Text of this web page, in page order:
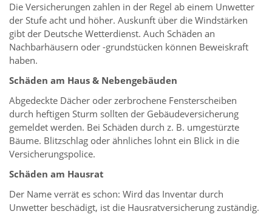
Die Versicherungen zahlen in der Regel ab einem Unwetter
der Stufe acht und höher. Auskunft über die Windstärken
gibt der Deutsche Wetterdienst. Auch Schäden an
Nachbarhäusern oder -grundstücken können Beweiskraft
haben.
Schäden am Haus & Nebengebäuden
Abgedeckte Dächer oder zerbrochene Fensterscheiben
durch heftigen Sturm sollten der Gebäudeversicherung
gemeldet werden. Bei Schäden durch z. B. umgestürzte
Bäume. Blitzschlag oder ähnliches lohnt ein Blick in die
Versicherungspolice.
Schäden am Hausrat
Der Name verrät es schon: Wird das Inventar durch
Unwetter beschädigt, ist die Hausratversicherung zuständig.